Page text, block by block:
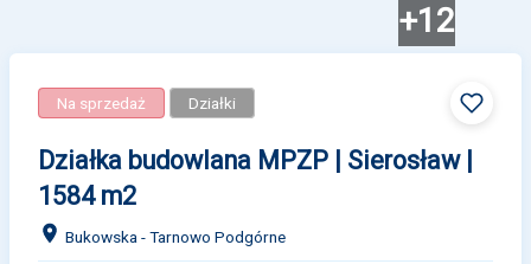
+12
Na sprzedaż Działki
Działka budowlana MPZP | Sierosław |
1584 m2
Bukowska - Tarnowo Podgórne